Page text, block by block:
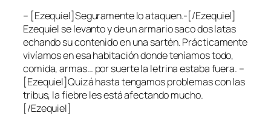
– [Ezequiel]Seguramente lo ataquen.-[/Ezequiel]
Ezequiel se levanto y de un armario saco dos latas
echando su contenido en una sartén. Prácticamente
vivíamos en esa habitación donde teníamos todo,
comida, armas… por suerte la letrina estaba fuera. –
[Ezequiel]Quizá hasta tengamos problemas con las
tribus, la fiebre les está afectando mucho.
[/Ezequiel]